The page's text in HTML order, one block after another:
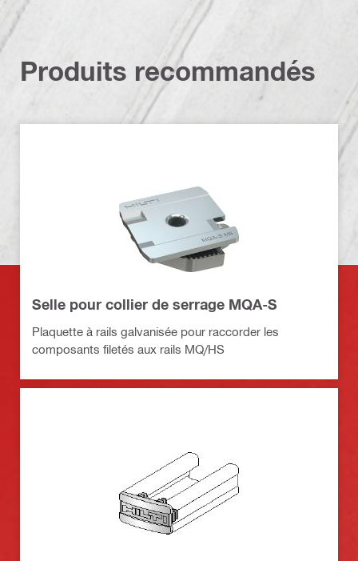
Produits recommandés
Selle pour collier de serrage MQA-S
Plaquette à rails galvanisée pour raccorder les
composants filetés aux rails MQ/HS